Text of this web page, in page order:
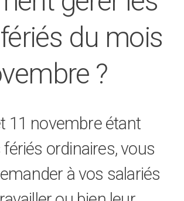
du mois
?
11 novembre étant
ordinaires, vous
à vos salariés